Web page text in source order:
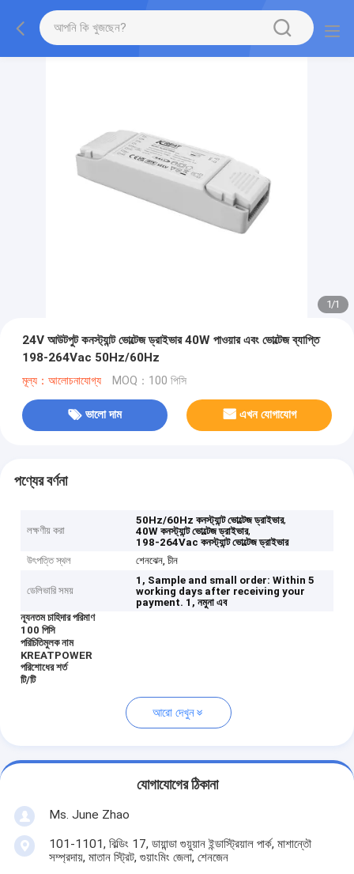
1/1
24V আউটপুট কনস্ট্যান্ট ভোল্টেজ ড্রাইভার 40W পাওয়ার এবং ভোল্টেজ ব্যাপ্তি
198-264Vac 50Hz/60Hz
মূল্য：আলোচনাযোগ্য MOQ：100 পিসি
ভালো দাম এখন যোগাযোগ
পণ্যের বর্ণনা
লক্ষণীয় করা
50Hz/60Hz কনস্ট্যান্ট ভোল্টেজ ড্রাইভার,
40W কনস্ট্যান্ট ভোল্টেজ ড্রাইভার,
198-264Vac কনস্ট্যান্ট ভোল্টেজ ড্রাইভার
উৎপত্তি স্থল
শেনঝেন, চীন
ডেলিভারি সময়
1, Sample and small order: Within 5
working days after receiving your
payment. 1, নমুনা এব
ন্যূনতম চাহিদার পরিমাণ
100 পিসি
পরিচিতিমুলক নাম
KREATPOWER
পরিশোধের শর্ত
টি/টি
আরো দেখুন
যোগাযোগের ঠিকানা
Ms. June Zhao
101-1101, বিল্ডিং 17, ডায়ান্ডা গুয়ুয়ান ইন্ডাস্ট্রিয়াল পার্ক, মাশান্তৌ
সম্প্রদায়, মাতান স্ট্রিট, গুয়াংমিং জেলা, শেনজেন